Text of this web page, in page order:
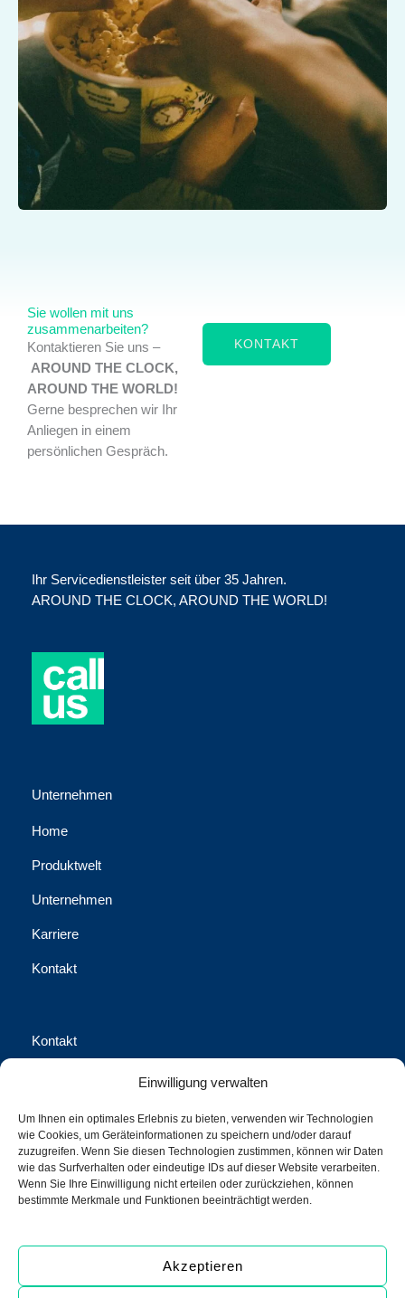
Einwilligung verwalten
Um Ihnen ein optimales Erlebnis zu bieten, verwenden wir Technologien
wie Cookies, um Geräteinformationen zu speichern und/oder darauf
zuzugreifen. Wenn Sie diesen Technologien zustimmen, können wir Daten
wie das Surfverhalten oder eindeutige IDs auf dieser Website verarbeiten.
Wenn Sie Ihre Einwilligung nicht erteilen oder zurückziehen, können
bestimmte Merkmale und Funktionen beeinträchtigt werden.
Akzeptieren
Sie wollen mit uns
zusammenarbeiten?
Kontaktieren Sie uns –
AROUND THE CLOCK,
AROUND THE WORLD!
Gerne besprechen wir Ihr
Anliegen in einem
persönlichen Gespräch.
KONTAKT
Ihr Servicedienstleister seit über 35 Jahren.
AROUND THE CLOCK, AROUND THE WORLD!
Unternehmen
Home
Produktwelt
Unternehmen
Karriere
Kontakt
Kontakt
Waschhausgasse 2, 1020 Wien
office@call-us-assistance.com​
+43 (1) 316 70-0
+43 (1) 316 70-100 Fax